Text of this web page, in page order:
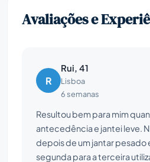
Avaliações e
R
Rui, 41
Lisboa
6 semanas
Resultou bem para mim
antecedência e jantei leve.
depois de um jantar pesado
segunda para a terceira